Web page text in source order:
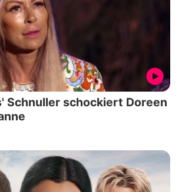
Schnuller schockiert Doreen